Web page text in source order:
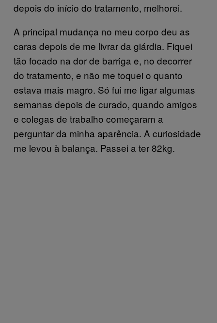
depois do início do tratamento, melhorei.
A principal mudança no meu corpo deu as
caras depois de me livrar da giárdia. Fiquei
tão focado na dor de barriga e, no decorrer
do tratamento, e não me toquei o quanto
estava mais magro. Só fui me ligar algumas
semanas depois de curado, quando amigos
e colegas de trabalho começaram a
perguntar da minha aparência. A curiosidade
me levou à balança. Passei a ter 82kg.